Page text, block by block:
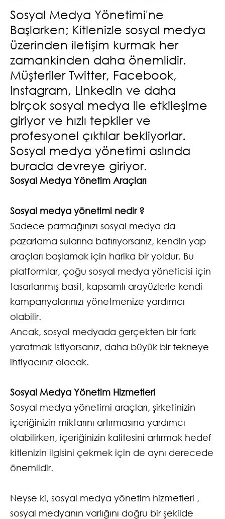
Sosyal Medya Yönetimi'ne
Başlarken; Kitlenizle sosyal medya
üzerinden iletişim kurmak her
zamankinden daha önemlidir.
Müşteriler Twitter, Facebook,
Instagram, Linkedin ve daha
birçok sosyal medya ile etkileşime
giriyor ve hızlı tepkiler ve
profesyonel çıktılar bekliyorlar.
Sosyal medya yönetimi aslında
burada devreye giriyor.
Sosyal Medya Yönetim Araçları
Sosyal medya yönetimi nedir ?
Sadece parmağınızı sosyal medya da
pazarlama sularına batırıyorsanız, kendin yap
araçları başlamak için harika bir yoldur. Bu
platformlar, çoğu sosyal medya yöneticisi için
tasarlanmış basit, kapsamlı arayüzlerle kendi
kampanyalarınızı yönetmenize yardımcı
olabilir.
Ancak, sosyal medyada gerçekten bir fark
yaratmak istiyorsanız, daha büyük bir tekneye
ihtiyacınız olacak.
Sosyal Medya Yönetim Hizmetleri
Sosyal medya yönetimi araçları, şirketinizin
içeriğinizin miktarını artırmasına yardımcı
olabilirken, içeriğinizin kalitesini artırmak hedef
kitlenizin ilgisini çekmek için de aynı derecede
önemlidir.
Neyse ki, sosyal medya yönetim hizmetleri ,
sosyal medyanın varlığını doğru bir şekilde